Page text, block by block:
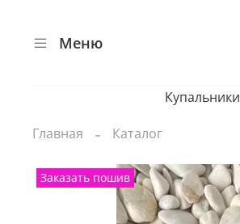
Меню
Купальники
Главная Каталог
Заказать пошив